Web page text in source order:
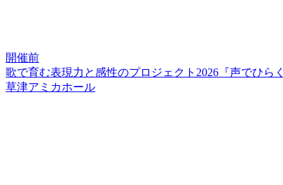
開催前
歌で育む表現力と感性のプロジェクト2026『声でひ
草津アミカホール